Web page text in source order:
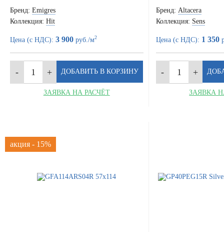
Бренд: Emigres
Коллекция: Hit
Цена (с НДС): 3 900 руб./м2
ЗАЯВКА НА РАСЧЁТ
Бренд: Altacera
Коллекция: Sens
Цена (с НДС): 1 350
ЗАЯВКА
акция - 15%